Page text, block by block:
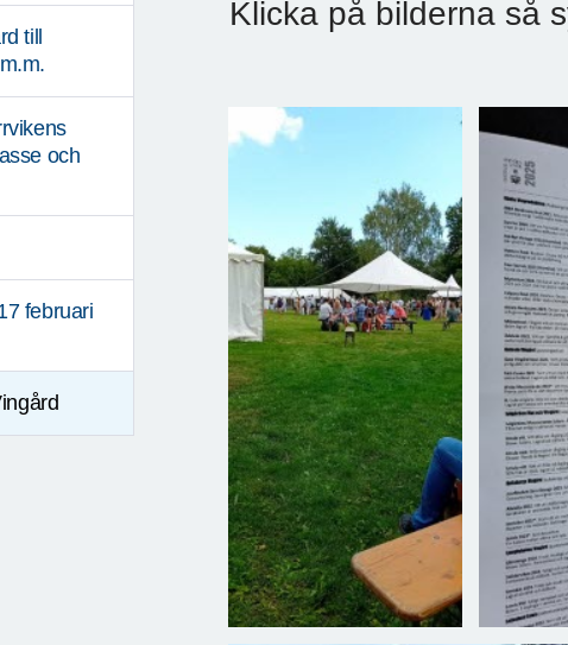
till
och
februari
Klicka på bilderna så